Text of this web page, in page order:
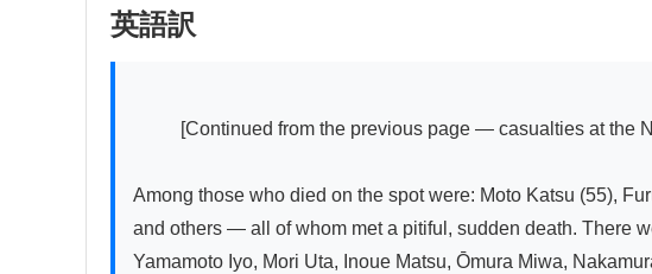
英語訳
Among those who died on the spot were: Moto Katsu (55),
and others — all of whom met a pitiful, sudden death. There
Yamamoto Iyo, Mori Uta, Inoue Matsu, Ōmura Miwa,